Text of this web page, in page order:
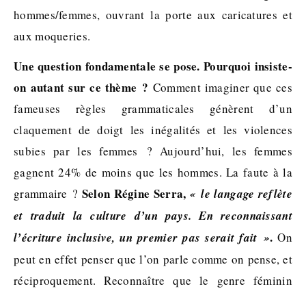
hommes/femmes, ouvrant la porte aux caricatures et
aux moqueries.
Une question fondamentale se pose. Pourquoi insiste-
on autant sur ce thème ? Comment imaginer que ces
fameuses règles grammaticales génèrent d’un
claquement de doigt les inégalités et les violences
subies par les femmes ? Aujourd’hui, les femmes
gagnent 24% de moins que les hommes. La faute à la
grammaire ? Selon Régine Serra, « le langage reflète
et traduit la culture d’un pays. En reconnaissant
l’écriture inclusive, un premier pas serait fait ». On
peut en effet penser que l’on parle comme on pense, et
réciproquement. Reconnaître que le genre féminin